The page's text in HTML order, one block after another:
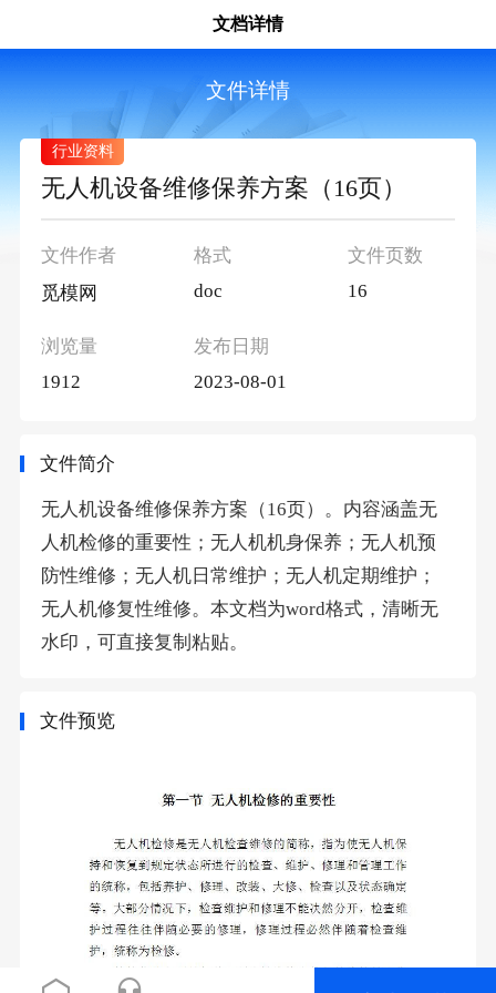
文档详情
文件详情
无人机设备维修保养方案（16页）
行业资料
文件作者
觅模网
格式
doc
文件页数
16
浏览量
1912
发布日期
2023-08-01
文件简介
无人机设备维修保养方案（16页）。内容涵盖无
人机检修的重要性；无人机机身保养；无人机预
防性维修；无人机日常维护；无人机定期维护；
无人机修复性维修。本文档为word格式，清晰无
水印，可直接复制粘贴。
文件预览